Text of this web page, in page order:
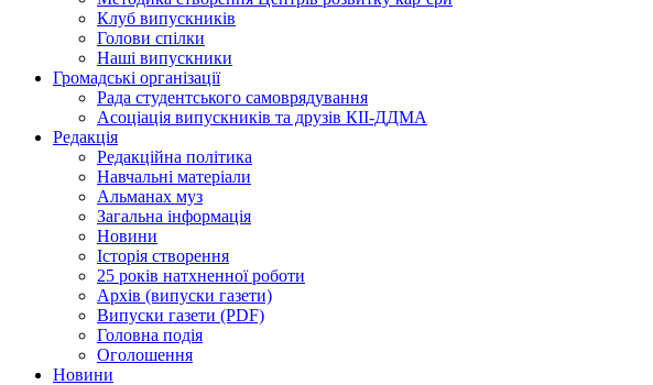
Клуб випускників
Голови спілки
Наші випускники
Громадські організації
Рада студентського самоврядування
Асоціація випускників та друзів КІІ-ДДМА
Редакція
Редакційна політика
Навчальні матеріали
Альманах муз
Загальна інформація
Новини
Історія створення
25 років натхненної роботи
Архів (випуски газети)
Випуски газети (PDF)
Головна подія
Оголошення
Новини